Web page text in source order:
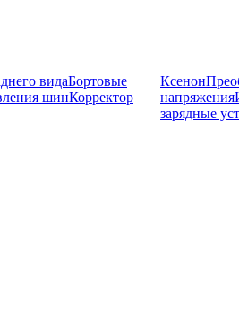
видаБортовые
шинКорректор
Ксенон
напряжения
зарядные